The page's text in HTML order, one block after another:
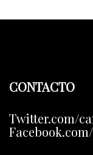
CONTACTO
Twitter.com/